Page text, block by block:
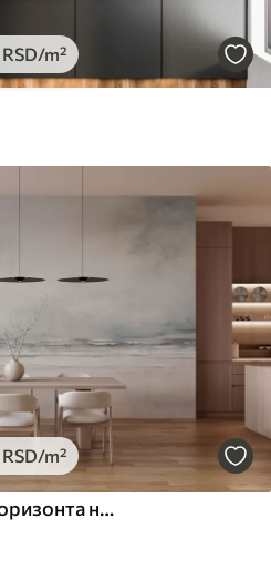
RSD/m²
RSD/m²
Сусрет апстрактног хоризонта неба и мора